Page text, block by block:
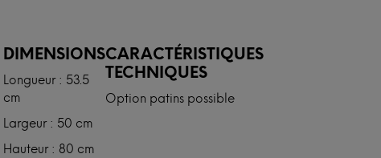
DIMENSIONS
Longueur : 53.5
cm
Largeur : 50 cm
Hauteur : 80 cm
CARACTÉRISTIQUES
TECHNIQUES
Option patins possible